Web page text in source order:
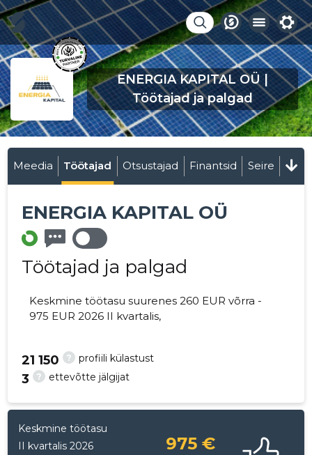
ENERGIA KAPITAL OÜ |
Töötajad ja palgad
Meedia Töötajad Otsustajad Finantsid Seire
ENERGIA KAPITAL OÜ
Töötajad ja palgad
Keskmine töötasu suurenes 260 EUR võrra -
975 EUR 2026 II kvartalis,
? profiili külastust
21 150
? ettevõtte jälgijat
3
Keskmine töötasu
II kvartalis 2026
975 €